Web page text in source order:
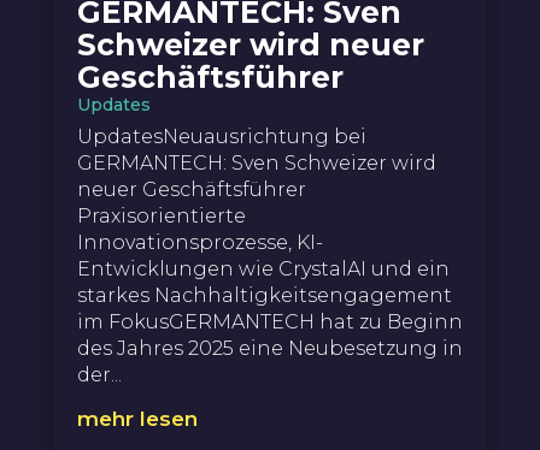
GERMANTECH: Sven
Schweizer wird neuer
Geschäftsführer
Updates
UpdatesNeuausrichtung bei
GERMANTECH: Sven Schweizer wird
neuer Geschäftsführer
Praxisorientierte
Innovationsprozesse, KI-
Entwicklungen wie CrystalAI und ein
starkes Nachhaltigkeitsengagement
im FokusGERMANTECH hat zu Beginn
des Jahres 2025 eine Neubesetzung in
der...
mehr lesen